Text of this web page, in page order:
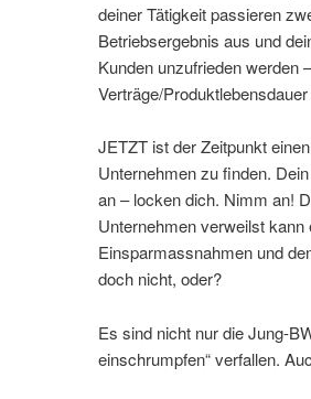
deiner Tätigkeit passieren
Betriebsergebnis aus und
Kunden unzufrieden werden
Verträge/
JETZT ist der Zeitpunkt
Unternehmen zu finden.
an – locken dich. Nimm an!
Unternehmen verweilst
Einsparmassnahmen und
doch nicht, oder?
Es sind nicht nur die Jung-
einschrumpfen“ verfallen.